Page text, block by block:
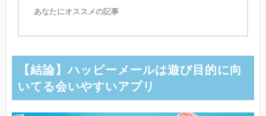
あなたにオススメの記事
【結論】ハッピーメールは遊び目的に向
いてる会いやすいアプリ